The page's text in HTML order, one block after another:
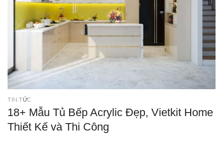
TIN TỨC
18+ Mẫu Tủ Bếp Acrylic Đẹp, Vietkit Home
Thiết Kế và Thi Công